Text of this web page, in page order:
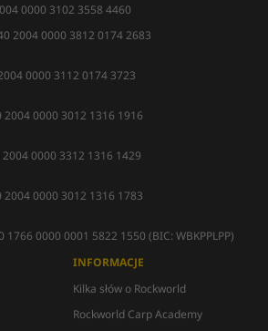
0000 3102 3558 4460
2004 0000 3812 0174 2683
0000 3112 0174 3723
2004 0000 3012 1316 1916
2004 0000 3312 1316 1429
2004 0000 3012 1316 1783
1766 0000 0001 5822 1550 (BIC: WBKPPLPP)
INFORMACJE
Kilka słów o Rockworld
Rockworld Carp Academy